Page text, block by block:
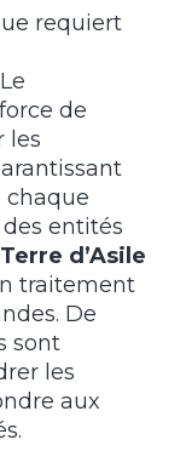
requiert
de
les
chaque
entités
d’Asile
traitement
De
sont
les
aux